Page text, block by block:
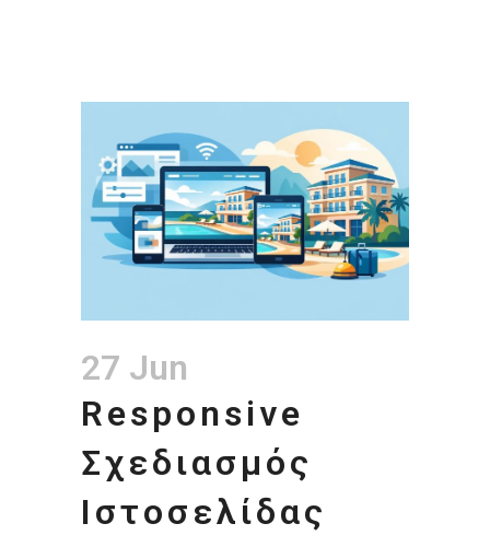
27 Jun
Responsive
Σχεδιασμός
Ιστοσελίδας